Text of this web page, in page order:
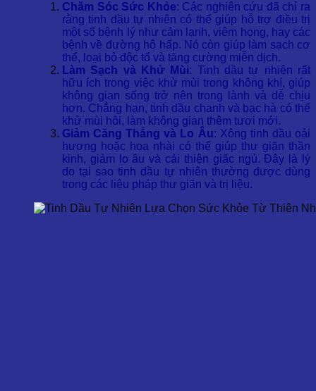
Chăm Sóc Sức Khỏe: Các nghiên cứu đã chỉ ra
rằng tinh dầu tự nhiên có thể giúp hỗ trợ điều trị
một số bệnh lý như cảm lạnh, viêm họng, hay các
bệnh về đường hô hấp. Nó còn giúp làm sạch cơ
thể, loại bỏ độc tố và tăng cường miễn dịch.
Làm Sạch và Khử Mùi: Tinh dầu tự nhiên rất
hữu ích trong việc khử mùi trong không khí, giúp
không gian sống trở nên trong lành và dễ chịu
hơn. Chẳng hạn, tinh dầu chanh và bạc hà có thể
khử mùi hôi, làm không gian thêm tươi mới.
Giảm Căng Thẳng và Lo Âu: Xông tinh dầu oải
hương hoặc hoa nhài có thể giúp thư giãn thần
kinh, giảm lo âu và cải thiện giấc ngủ. Đây là lý
do tại sao tinh dầu tự nhiên thường được dùng
trong các liệu pháp thư giãn và trị liệu.